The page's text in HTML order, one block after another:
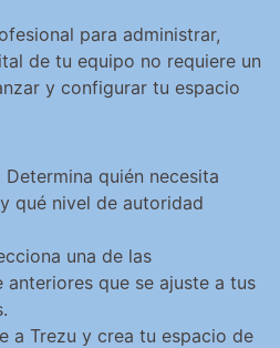
para administrar,
de tu equipo no requiere un
y configurar tu espacio
Determina quién necesita
qué nivel de autoridad
una de las
que se ajuste a tus
a Trezu y crea tu espacio de